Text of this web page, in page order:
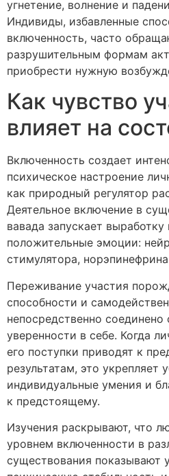
угнетение, волнение и
Индивиды, избавленные
включенность, часто
разрушительным формам
приобрести нужную
Как чувство
влияет на
Включенность создает
психическое настроение
как природный регулятор
Деятельное включение в
вавада запускает
положительные эмоции:
стимулятора,
Переживание участия
способности и
непосредственно
уверенности в себе. Когда
его поступки приводят к
результатам, это укрепляет
индивидуальные умения и
к предстоящему.
Изучения раскрывают, что
уровнем включенности в
существования показывают